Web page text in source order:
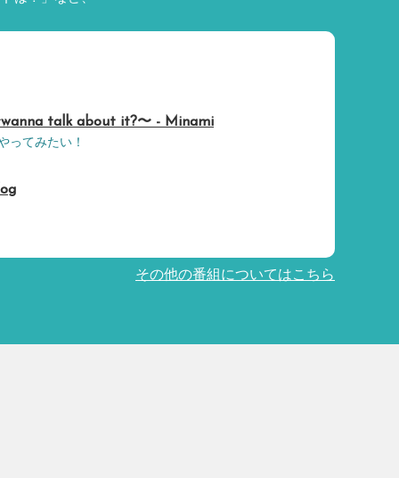
wanna talk about it?〜 - Minami
ってみたい！
その他の番組についてはこちら